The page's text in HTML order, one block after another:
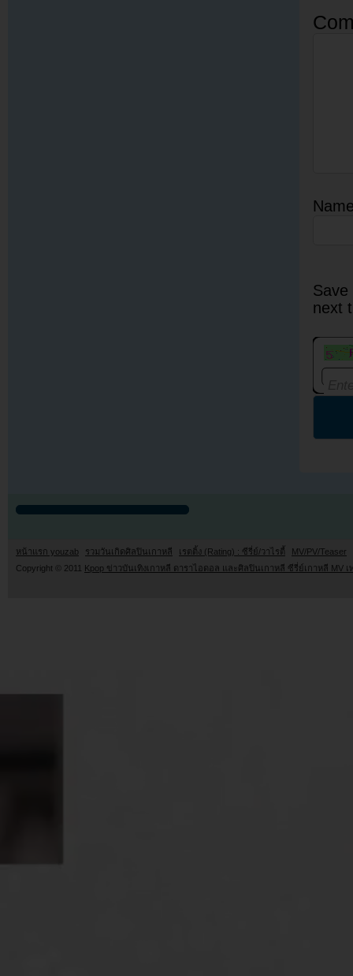
next
หน้าแรก youzab รวมวันเกิดศิลปินเกาหลี เรตติ้ง (Rating) : ซีรี่ย์/วาไรตี้
MV/PV/Teaser
Copyright © 2011 Kpop ข่าวบันเทิงเกาหลี ดาราไอดอล และศิลปินเกาหลี ซีรี่ย์เกาหลี MV